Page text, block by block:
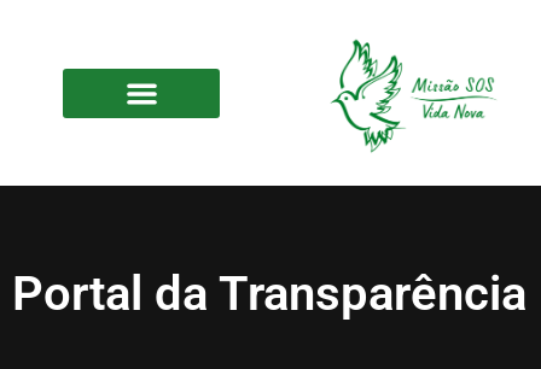
Portal da Transparência